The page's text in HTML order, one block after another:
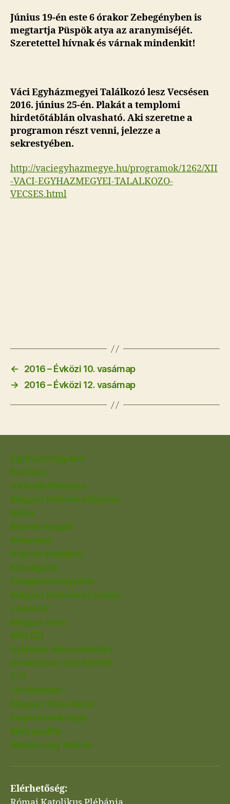
Június 19-én este 6 órakor Zebegényben is
megtartja Püspök atya az aranymiséjét.
Szeretettel hívnak és várnak mindenkit!
Váci Egyházmegyei Találkozó lesz Vecsésen
2016. június 25-én. Plakát a templomi
hirdetőtáblán olvasható. Aki szeretne a
programon részt venni, jelezze a
sekrestyében.
http://vaciegyhazmegye.hu/programok/1262/XII
-VACI-EGYHAZMEGYEI-TALALKOZO-
VECSES.html
←
2016 – Évközi 10. vasárnap
→
2016 – Évközi 12. vasárnap
Egyházmegyénk
Karitász
Virtuális Plébánia
Magyar Katolikus Egyház
Biblia
Bízd rá magad
Miserend
Napi evangélium
Községünk
Főegyházmegyénk
Magyar Katolikus Lexikon
Laudetur
Magyar Kurír
MALEZI
Új Ember Könyvesboltja
Direktórium 2025/2026
777
Christianae
Magyar Pálos Rend
Engesztelők lapja
Metropolita
Minden egy helyen
Elérhetőség: